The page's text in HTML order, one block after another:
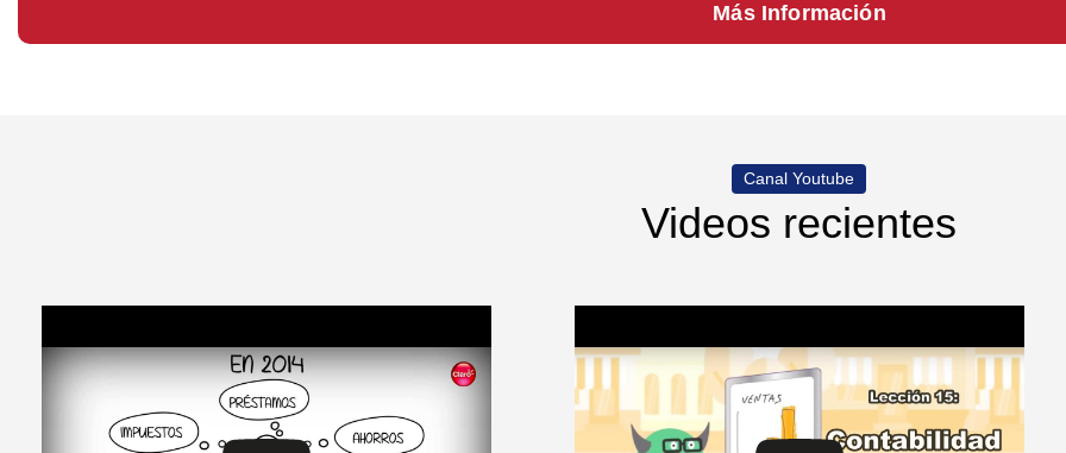
Más Información
Canal Youtube
Videos recientes